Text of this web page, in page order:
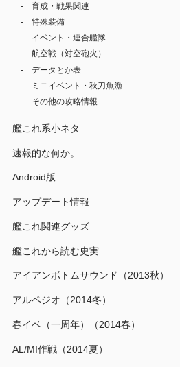
育成・戦果関連
特殊装備
イベント・連合艦隊
航空戦（対空砲火）
データとか表
ミニイベント・秋刀魚漁
その他の攻略情報
艦これ系小ネタ
速報的な何か。
Android版
アップデート情報
艦これ関連グッズ
艦これから読む史実
アイアンボトムサウンド（2013秋）
アルペジオ（2014冬）
春イベ（一周年）（2014春）
AL/MI作戦（2014夏）